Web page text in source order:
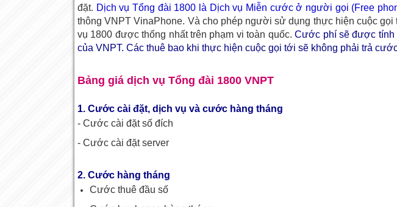
đặt. Dịch vụ Tổng đài 1800 là Dịch vụ Miễn cước ở người gọi (Free
thông VNPT VinaPhone. Và cho phép người sử dụng thực hiện cuộc gọi
vụ 1800 được thống nhất trên phạm vi toàn quốc.Cước phí sẽ được tính
của VNPT. Các thuê bao khi thực hiện cuộc gọi tới sẽ không phải trả
Bảng giá dịch vụ Tổng đài 1800 VNPT
1. Cước cài đặt, dịch vụ và cước hàng tháng
- Cước cài đặt số đích
- Cước cài đặt server
2. Cước hàng tháng
Cước thuê đầu số